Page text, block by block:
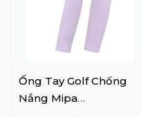
Ống Tay Golf Chống
Nắng Mipa